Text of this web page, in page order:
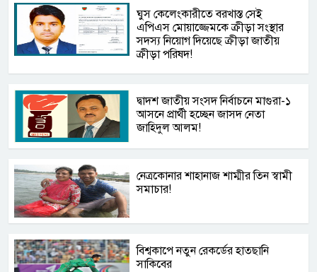
ঘুস কেলেংকারীতে বরখাস্ত সেই
এপিএস মোয়াজ্জেমকে ক্রীড়া সংস্থার
সদস্য নিয়োগ দিয়েছে ক্রীড়া জাতীয়
ক্রীড়া পরিষদ!
দ্বাদশ জাতীয় সংসদ নির্বাচনে মাগুরা-১
আসনে প্রার্থী হচ্ছেন জাসদ নেতা
জাহিদুল আলম!
নেত্রকোনার শাহানাজ শাম্মীর তিন স্বামী
সমাচার!
বিশ্বকাপে নতুন রেকর্ডের হাতছানি
সাকিবের